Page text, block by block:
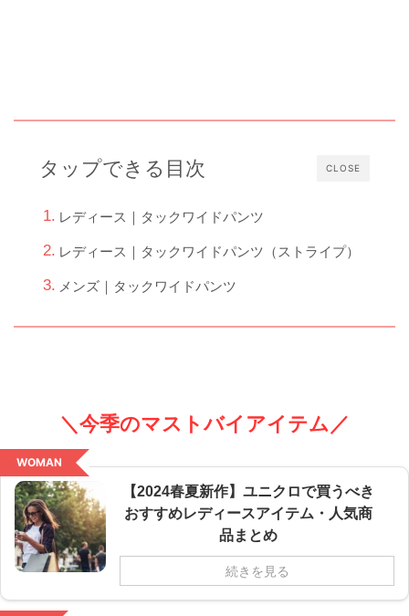
CLOSE
タップできる目次
レディース｜タックワイドパンツ
レディース｜タックワイドパンツ（ストライプ）
メンズ｜タックワイドパンツ
＼今季のマストバイアイテム／
WOMAN
【2024春夏新作】ユニクロで買うべき
おすすめレディースアイテム・人気商
品まとめ
続きを見る